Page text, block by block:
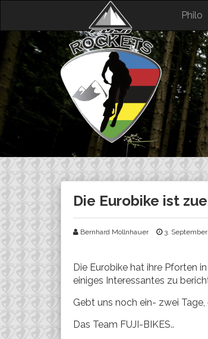
content
Philo
Die Eurobike ist
Bernhard Mollnhauer 3.
Die Eurobike hat ihre Pforten
einiges Interessantes zu
Gebt uns noch ein- zwei
Das Team FUJI-BIKES..